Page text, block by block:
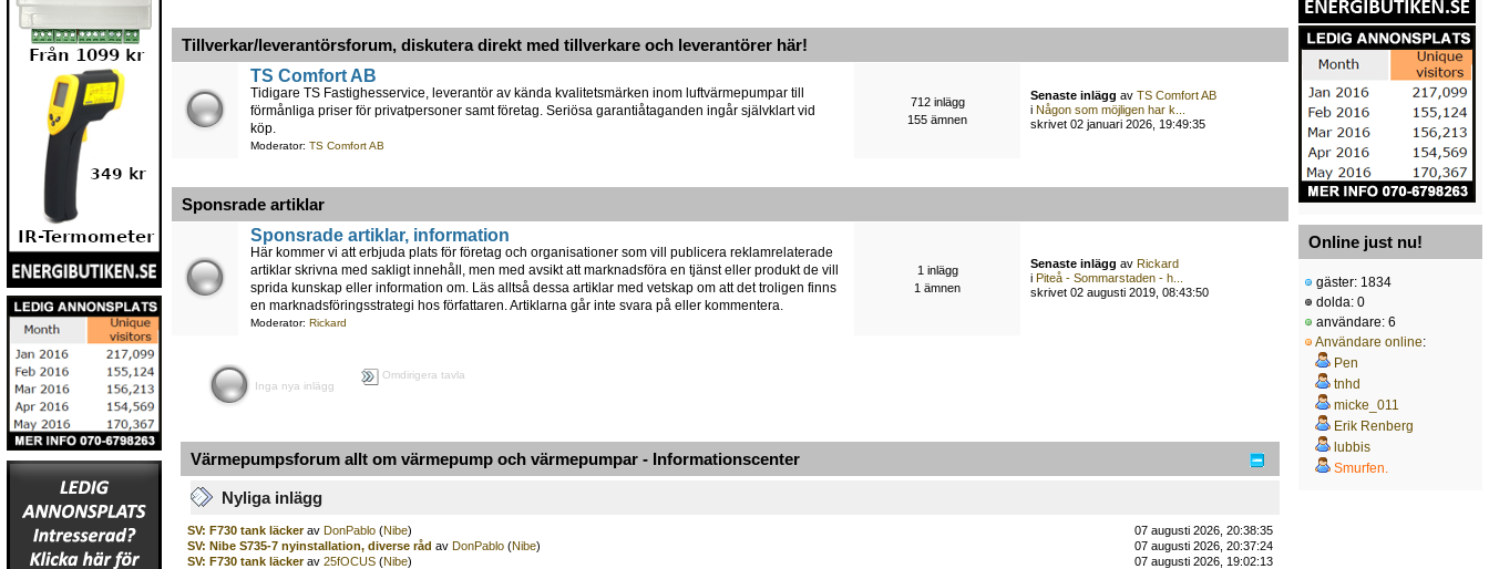
Tillverkar/leverantörsforum, diskutera direkt med tillverkare och leverantörer här!
TS Comfort AB
Tidigare TS Fastighesservice, leverantör av kända kvalitetsmärken inom luftvärmepumpar till
förmånliga priser för privatpersoner samt företag. Seriösa garantiåtaganden ingår självklart vid
köp.
Moderator: TS Comfort AB
712 inlägg
155 ämnen
Senaste inlägg avTS Comfort AB
iNågon som möjligen har k...
skrivet 02 januari 2026, 19:49:35
Sponsrade artiklar
Sponsrade artiklar, information
Här kommer vi att erbjuda plats för företag och organisationer som vill publicera reklamrelaterade
artiklar skrivna med sakligt innehåll, men med avsikt att marknadsföra en tjänst eller produkt de vill
sprida kunskap eller information om. Läs alltså dessa artiklar med vetskap om att det troligen finns
en marknadsföringsstrategi hos författaren. Artiklarna går inte svara på eller kommentera.
Moderator: Rickard
1 inlägg
1 ämnen
Senaste inlägg avRickard
iPiteå - Sommarstaden - h...
skrivet 02 augusti 2019, 08:43:50
Inga nya inlägg
Omdirigera tavla
Värmepumpsforum allt om värmepump och värmepumpar - Informationscenter
Nyliga inlägg
SV: F730 tank läckerav DonPablo(Nibe)
07 augusti 2026, 20:38:35
SV: Nibe S735-7 nyinstallation, diverse råd av DonPablo(Nibe)
07 augusti 2026, 20:37:24
SV: F730 tank läckerav 25fOCUS(Nibe)
07 augusti 2026, 19:02:13
Online just nu!
gäster: 1834
dolda: 0
användare: 6
Användare online:
Pen
tnhd
micke_011
Erik Renberg
lubbis
Smurfen.